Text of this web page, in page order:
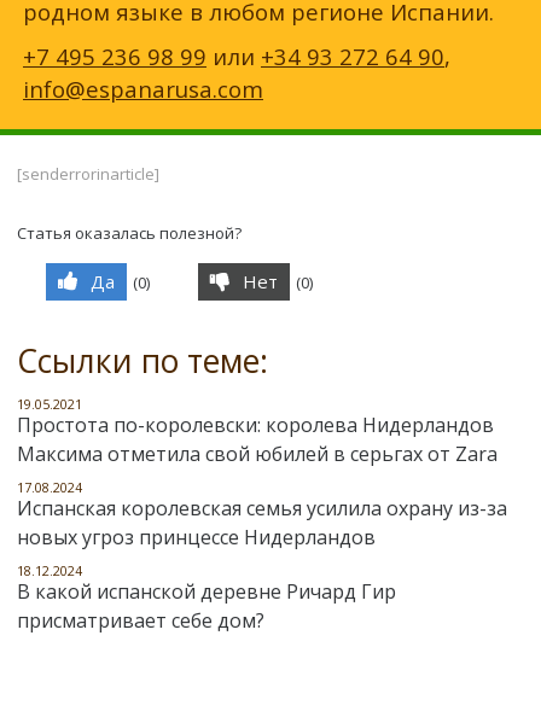
родном языке в любом регионе Испании.
+7 495 236 98 99 или +34 93 272 64 90,
info@espanarusa.com
[senderrorinarticle]
Статья оказалась полезной?
Да (0) Нет (0)
Ссылки по теме:
19.05.2021
Простота по-королевски: королева Нидерландов
Максима отметила свой юбилей в серьгах от Zara
17.08.2024
Испанская королевская семья усилила охрану из-за
новых угроз принцессе Нидерландов
18.12.2024
В какой испанской деревне Ричард Гир
присматривает себе дом?